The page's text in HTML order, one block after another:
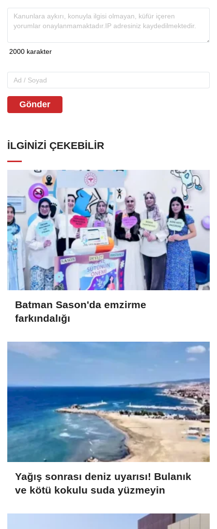
Gönder
İLGINIZI ÇEKEBILIR
Batman Sason'da emzirme
farkındalığı
Yağış sonrası deniz uyarısı! Bulanık
ve kötü kokulu suda yüzmeyin